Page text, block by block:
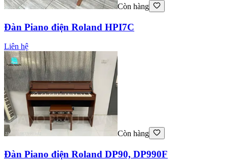
Còn hàng
Đàn Piano điện Roland HPI7C
Liên hệ
Còn hàng
Đàn Piano điện Roland DP90, DP990F